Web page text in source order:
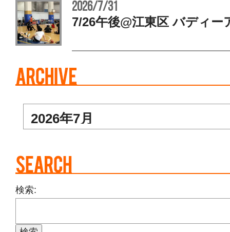
2026/7/31
7/26午後@江東区 バディ
検索: